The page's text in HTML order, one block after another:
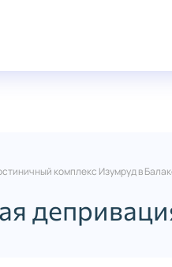
комплекс Изумруд в